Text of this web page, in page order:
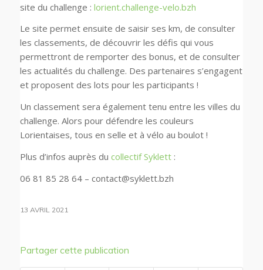
site du challenge : lorient.challenge-velo.bzh
Le site permet ensuite de saisir ses km, de consulter
les classements, de découvrir les défis qui vous
permettront de remporter des bonus, et de consulter
les actualités du challenge. Des partenaires s’engagent
et proposent des lots pour les participants !
Un classement sera également tenu entre les villes du
challenge. Alors pour défendre les couleurs
Lorientaises, tous en selle et à vélo au boulot !
Plus d’infos auprès du collectif Syklett:
06 81 85 28 64 – contact@syklett.bzh
13 AVRIL 2021
Partager cette publication